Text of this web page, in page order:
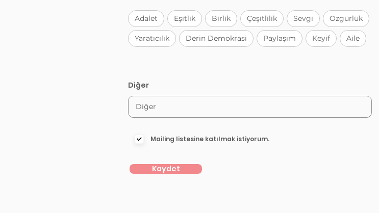
Adalet Eşitlik Birlik Çeşitlilik Sevgi Özgürlük
Yaratıcılık Derin Demokrasi Paylaşım Keyif Aile
Diğer
Mailing listesine katılmak istiyorum.
Kaydet